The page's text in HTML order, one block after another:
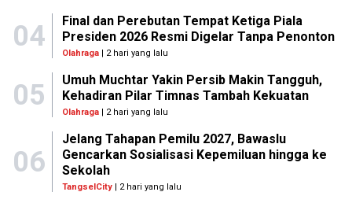
04
Final dan Perebutan Tempat Ketiga Piala
Presiden 2026 Resmi Digelar Tanpa Penonton
Olahraga| 2 hari yang lalu
05
Umuh Muchtar Yakin Persib Makin Tangguh,
Kehadiran Pilar Timnas Tambah Kekuatan
Olahraga| 2 hari yang lalu
06
Jelang Tahapan Pemilu 2027, Bawaslu
Gencarkan Sosialisasi Kepemiluan hingga ke
Sekolah
TangselCity| 2 hari yang lalu